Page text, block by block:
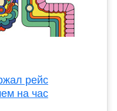
рейс
на час